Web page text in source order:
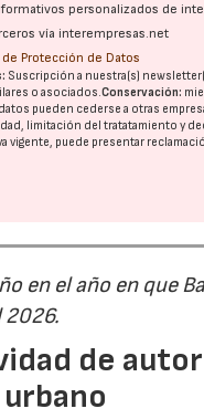
personalizados de
vía interempresas.net
de Protección de Datos
Suscripción a nuestra(s)
o asociados.Conservación:
pueden cederse a otras
limitación del tratatamiento y
vigente, puede presentar
en el año en que
2026.
de